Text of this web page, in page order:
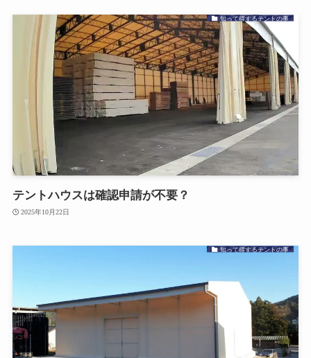
知って得するテントの事
テントハウスは確認申請が不要？
2025年10月22日
知って得するテントの事